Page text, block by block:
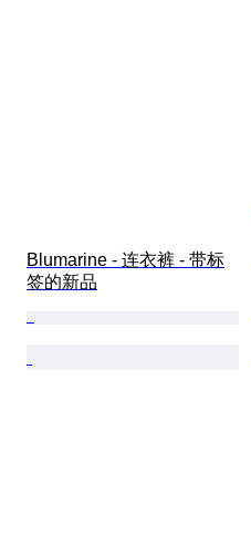
Blumarine - 连衣裤 - 带标
签的新品